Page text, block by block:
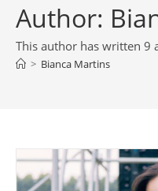
Author:
This author has written 9
> Bianca Martins